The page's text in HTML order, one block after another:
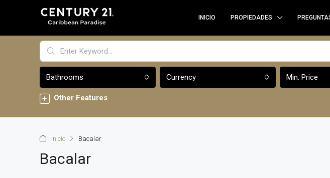
INICIO PROPIEDADES
Bathrooms Currency Min. Price
Other Features
Inicio Bacalar
Bacalar